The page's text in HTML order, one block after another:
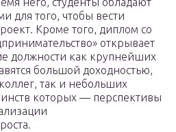
для того, чтобы вести
Кроме того, диплом со
открывает
должности как крупнейших
большой доходностью,
так и небольших
которых — перспективы